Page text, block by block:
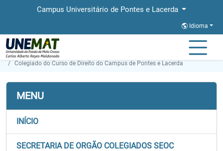
Campus Universitário de Pontes e Lacerda
Idioma
Página Inicial
Colegiado do Curso de Direito do Campus de Pontes e Lacerda
MENU
INÍCIO
SECRETARIA DE ORGÃO COLEGIADOS SEOC